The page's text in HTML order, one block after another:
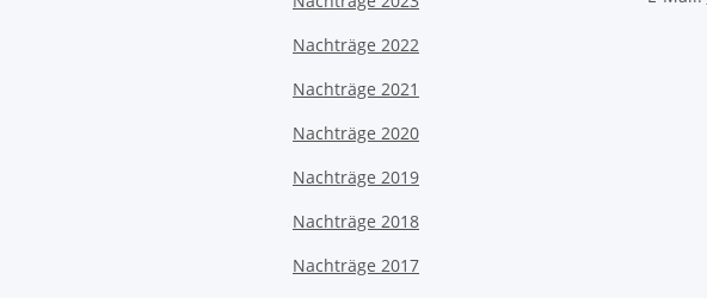
Nachträge 2022
Nachträge 2021
Nachträge 2020
Nachträge 2019
Nachträge 2018
Nachträge 2017